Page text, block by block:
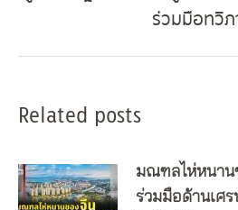
post:
ร่วมมือทวิ
Related posts
มณฑลไห่หนาน
ร่วมมือด้านเศ